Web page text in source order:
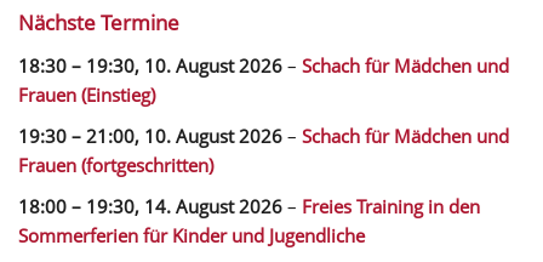
Nächste Termine
18:30 – 19:30, 10. August 2026 – Schach für Mädchen und
Frauen (Einstieg)
19:30 – 21:00, 10. August 2026 – Schach für Mädchen und
Frauen (fortgeschritten)
18:00 – 19:30, 14. August 2026 – Freies Training in den
Sommerferien für Kinder und Jugendliche